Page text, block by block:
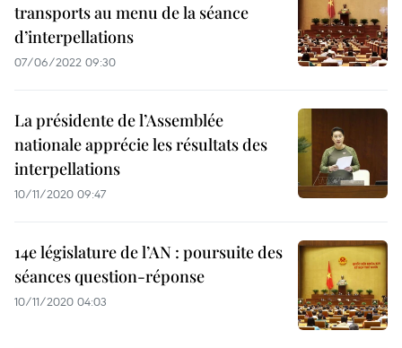
transports au menu de la séance
d’interpellations
07/06/2022 09:30
La présidente de l’Assemblée
nationale apprécie les résultats des
interpellations
10/11/2020 09:47
14e législature de l’AN : poursuite des
séances question-réponse
10/11/2020 04:03